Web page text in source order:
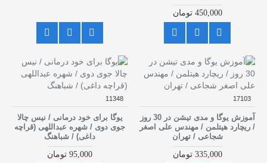
450,000 تومان
17103
آموزش یوگا و مدی تیشن در 30 روز
/ ریچارد هیتلمن / مهندس علی اصغر
شجاعی / تهران
335,000 تومان
11348
یوگا برای خود درمانی / نیس چالا
جوی دوی / شهره عبداللهی (قراچه
داغی) / شباهنگ
95,000 تومان